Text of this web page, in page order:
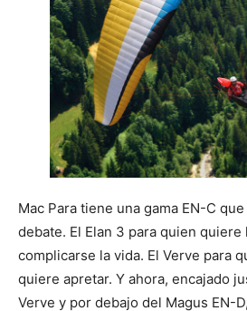
Mac Para tiene una gama EN-C
debate. El Elan 3 para quien
complicarse la vida. El Verve para
quiere apretar. Y ahora, encajado
Verve y por debajo del Magus EN-